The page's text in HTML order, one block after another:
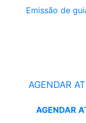
Emissão de
AGENDAR
AGENDAR